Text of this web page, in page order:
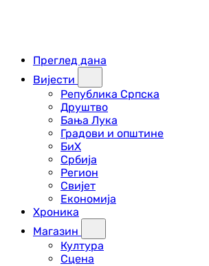
Преглед дана
Вијести
Република Српска
Друштво
Бања Лука
Градови и општине
БиХ
Србија
Регион
Свијет
Економија
Хроника
Магазин
Култура
Сцена